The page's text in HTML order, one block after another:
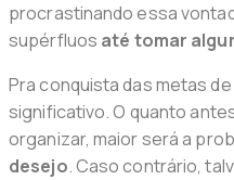
procrastinando essa
supérfluos até tomar
Pra conquista das metas
significativo. O quanto
organizar, maior será a
desejo. Caso contrário,